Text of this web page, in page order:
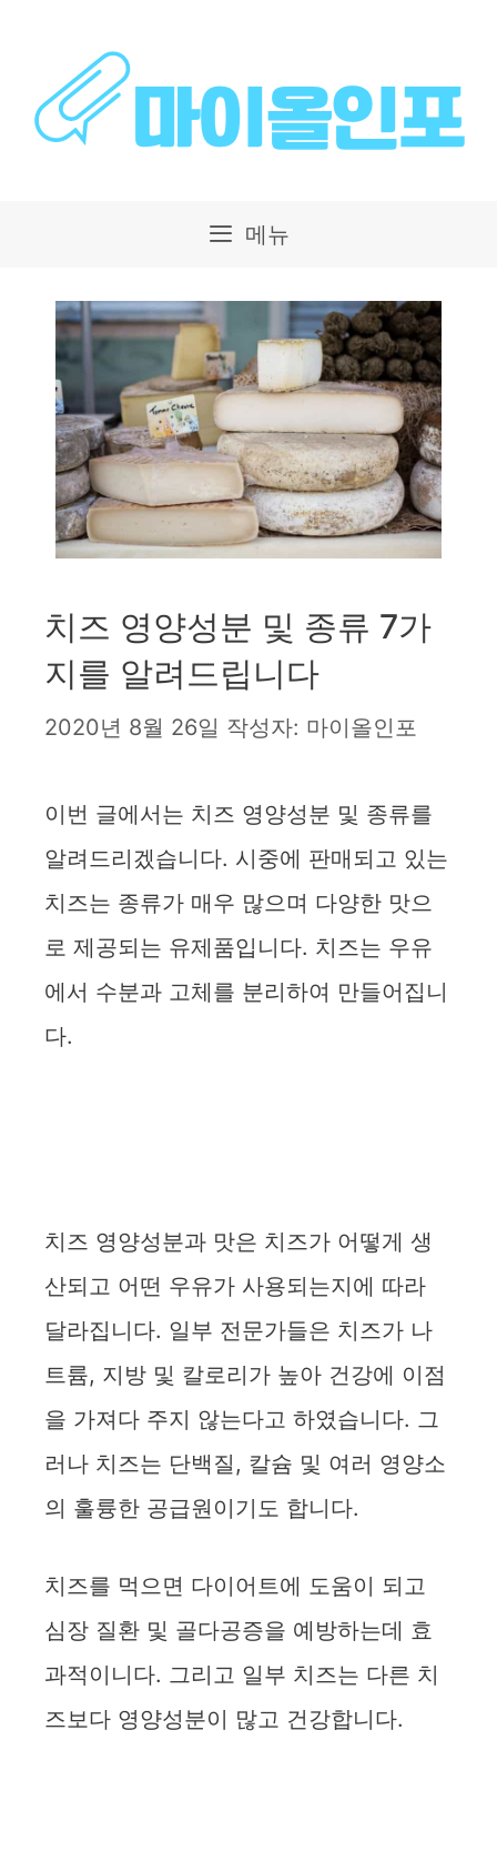
메뉴
치즈 영양성분 및 종류 7가
지를 알려드립니다
2020년 8월 26일 작성자: 마이올인포
이번 글에서는 치즈 영양성분 및 종류를
알려드리겠습니다. 시중에 판매되고 있는
치즈는 종류가 매우 많으며 다양한 맛으
로 제공되는 유제품입니다. 치즈는 우유
에서 수분과 고체를 분리하여 만들어집니
다.
치즈 영양성분과 맛은 치즈가 어떻게 생
산되고 어떤 우유가 사용되는지에 따라
달라집니다. 일부 전문가들은 치즈가 나
트륨, 지방 및 칼로리가 높아 건강에 이점
을 가져다 주지 않는다고 하였습니다. 그
러나 치즈는 단백질, 칼슘 및 여러 영양소
의 훌륭한 공급원이기도 합니다.
치즈를 먹으면 다이어트에 도움이 되고
심장 질환 및 골다공증을 예방하는데 효
과적이니다. 그리고 일부 치즈는 다른 치
즈보다 영양성분이 많고 건강합니다.